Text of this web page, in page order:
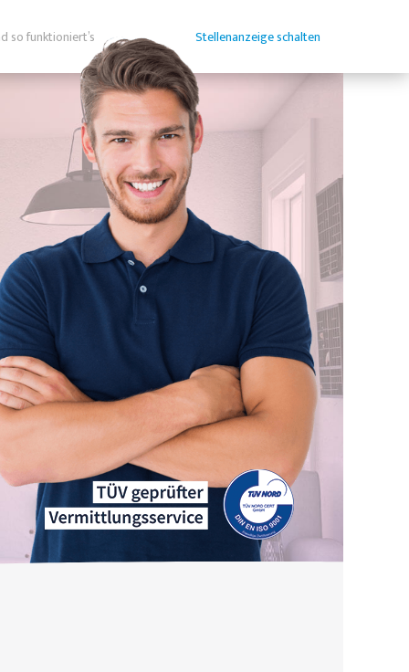
so funktioniert’s Stellenanzeige schalten